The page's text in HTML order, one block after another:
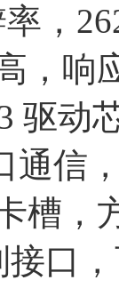
率，
，响
驱动
通信
槽，
口